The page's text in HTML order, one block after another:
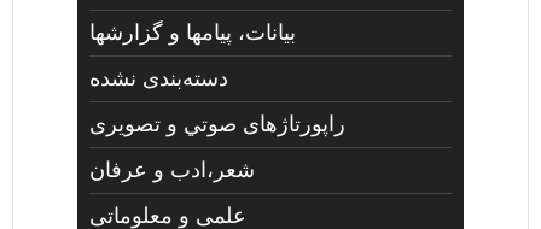
بیانات، پیامها و گزارشها
دسته‌بندی نشده
راپورتاژهای صوتي و تصويری
شعر،ادب و عرفان
علمی و معلوماتی